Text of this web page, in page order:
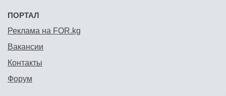
ПОРТАЛ
Реклама на FOR.kg
Вакансии
Контакты
Форум